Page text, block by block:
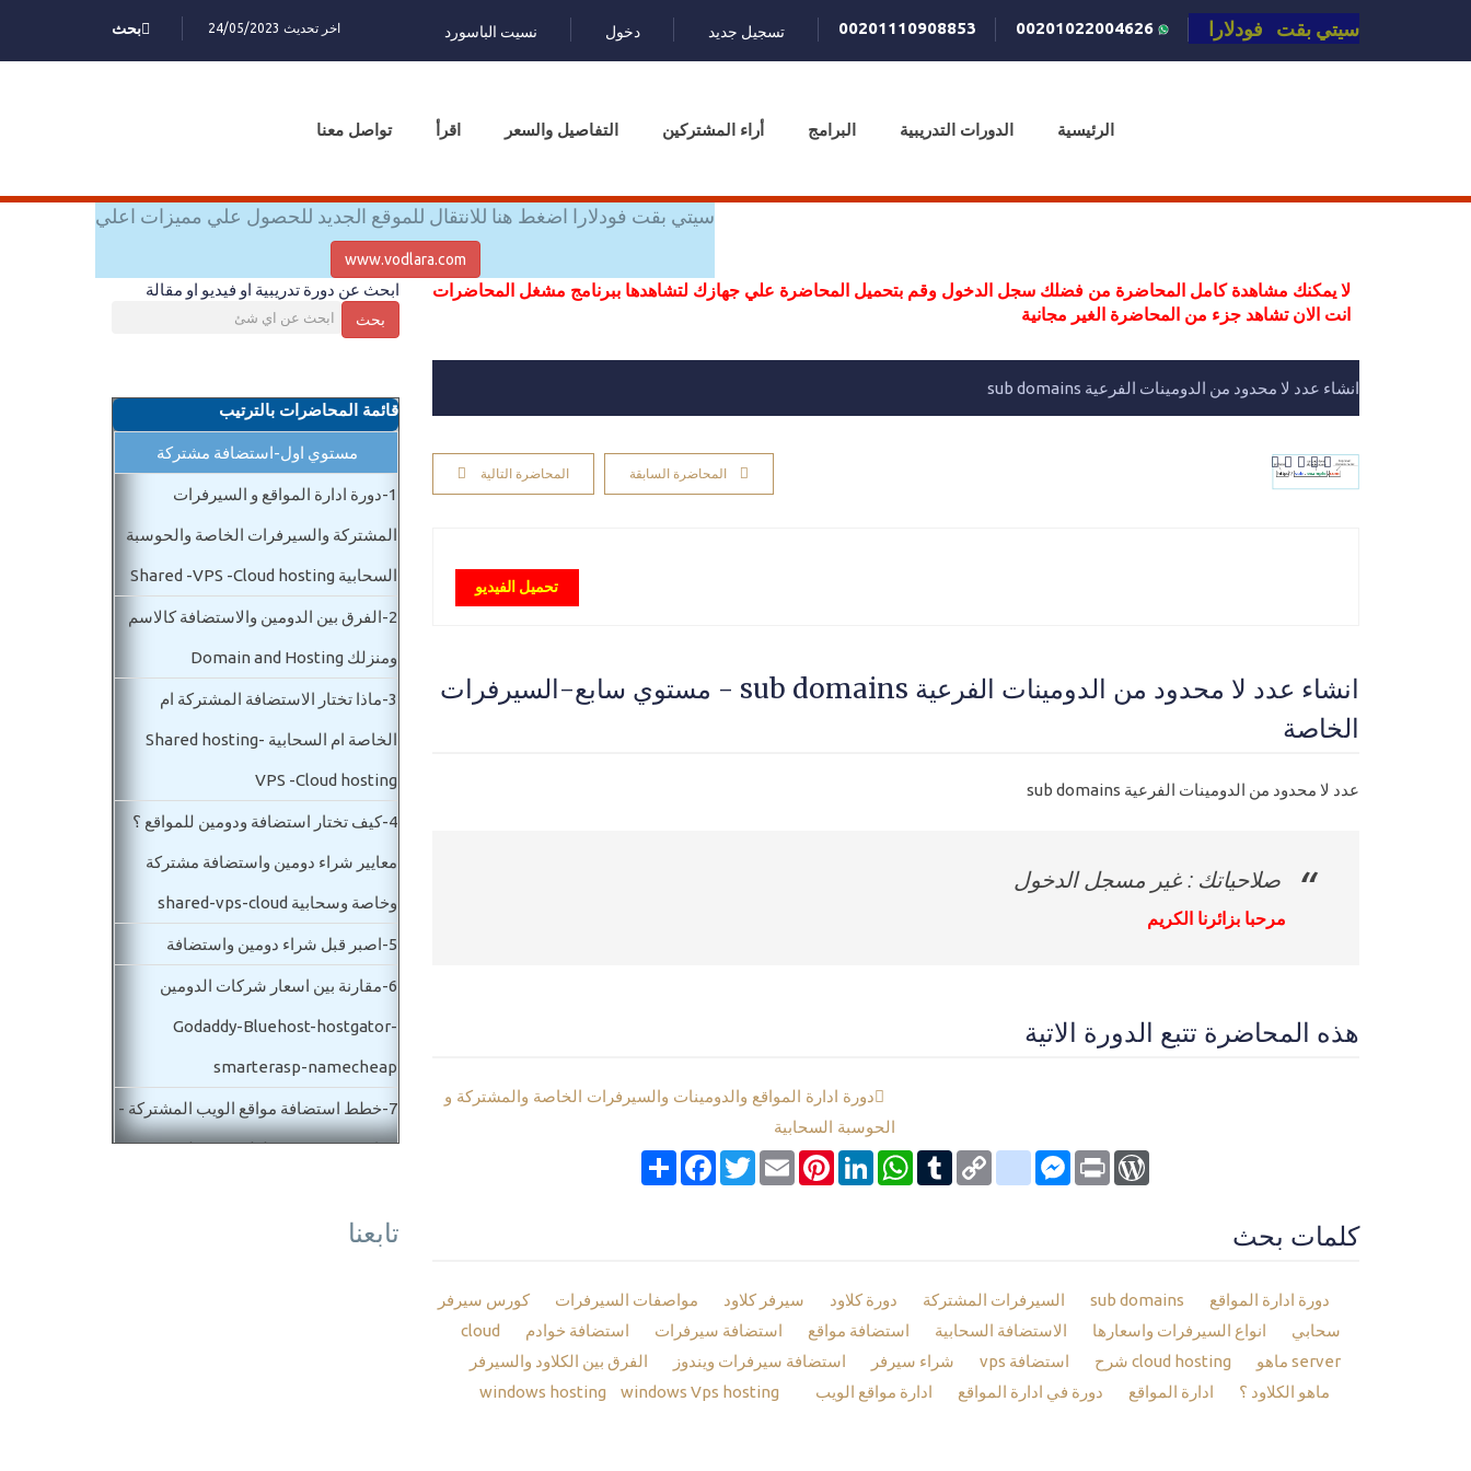
سيتي بقت فودلارا 00201110908853 تسجيل جديد دخول نسيت الباسورد اخر تحديث 24/05/2023 بحث
الرئيسية الدورات التدريبية البرامج أراء المشتركين التفاصيل والسعر اقرأ تواصل معنا
سيتي بقت فودلارا اضغط هنا للانتقال للموقع الجديد للحصول علي مميزات اعلي
www.vodlara.com
لا يمكنك مشاهدة كامل المحاضرة من فضلك سجل الدخول وقم بتحميل المحاضرة علي جهازك لتشاهدها ببرنامج مشغل المحاضرات
انت الان تشاهد جزء من المحاضرة الغير مجانية
انشاء عدد لا محدود من الدومينات الفرعية sub domains
المحاضرة السابقة المحاضرة التالية
تحميل الفيديو
انشاء عدد لا محدود من الدومينات الفرعية sub domains - مستوي سابع-السيرفرات
الخاصة
عدد لا محدود من الدومينات الفرعية sub domains
صلاحياتك : غير مسجل الدخول
مرحبا بزائرنا الكريم
هذه المحاضرة تتبع الدورة الاتية
دورة ادارة المواقع والدومينات والسيرفرات الخاصة والمشتركة و
الحوسبة السحابية
انشر
FacebookTwitterEmail
PinterestLinkedIn
WhatsAppTumblr Copy
Link
google_bookmarksMessenger Print
WordPress
كلمات بحث
دورة ادارة المواقع السيرفرات المشتركة دورة كلاود سيرفر كلاود مواصفات السيرفرات
كورس سيرفر
سحابي
انواع السيرفرات واسعارها الاستضافة السحابية استضافة مواقع استضافة سيرفرات استضافة خوادم
cloud
server ماهو
استضافة vps شراء سيرفر استضافة سيرفرات ويندوز
الفرق بين الكلاود والسيرفر
ماهو الكلاود ؟
ادارة المواقع دورة في ادارة المواقع ادارة مواقع الويب windows Vps hosting
ابحث عن دورة تدريبية او فيديو او مقالة
بحث
قائمة المحاضرات بالترتيب
مستوي اول-استضافة مشتركة
1- دورة ادارة المواقع و السيرفرات
المشتركة والسيرفرات الخاصة والحوسبة
السحابية Shared -VPS -Cloud hosting
2- الفرق بين الدومين والاستضافة كالاسم
ومنزلك Domain and Hosting
3- ماذا تختار الاستضافة المشتركة ام
الخاصة ام السحابية Shared hosting-
VPS -Cloud hosting
4- كيف تختار استضافة ودومين للمواقع ؟
معايير شراء دومين واستضافة مشتركة
وخاصة وسحابية shared-vps-cloud
5- اصبر قبل شراء دومين واستضافة
6- مقارنة بين اسعار شركات الدومين
Godaddy-Bluehost-hostgator-
smarterasp-namecheap
7- خطط استضافة مواقع الويب المشتركة -
مقارنة فنية windows web hosting
8- استضافة ودومين مجانا شهرين لتجربة
تابعنا